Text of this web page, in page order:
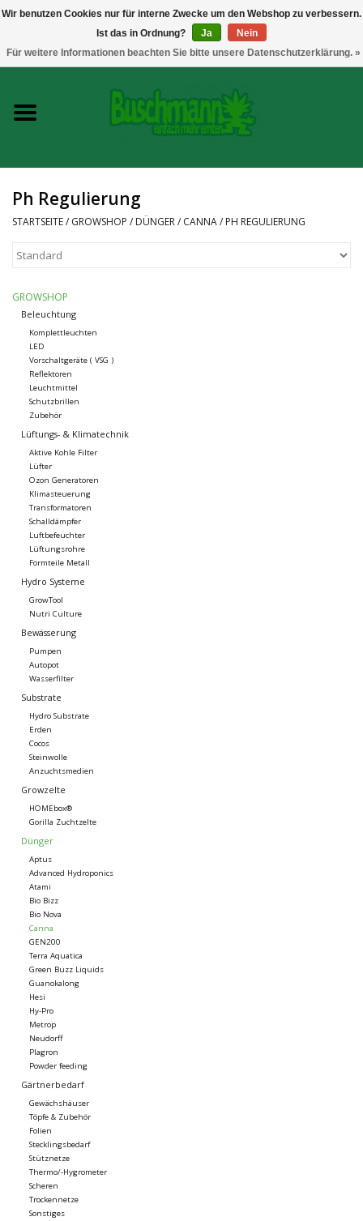
Growshop
Messtechnik
Headshop
Vaporizer
CBD und Hanfextrakte
Marken
Ph Regulierung
STARTSEITE/ GROWSHOP / DÜNGER/ CANNA/ PH REGULIERUNG
GROWSHOP
Beleuchtung
Komplettleuchten
LED
Vorschaltgeräte ( VSG )
Reflektoren
Leuchtmittel
Schutzbrillen
Zubehör
Lüftungs- & Klimatechnik
Aktive Kohle Filter
Lüfter
Ozon Generatoren
Klimasteuerung
Transformatoren
Schalldämpfer
Luftbefeuchter
Lüftungsrohre
Formteile Metall
Hydro Systeme
GrowTool
Nutri Culture
Bewässerung
Pumpen
Autopot
Wasserfilter
Substrate
Hydro Substrate
Erden
Cocos
Steinwolle
Anzuchtsmedien
Growzelte
HOMEbox®
Gorilla Zuchtzelte
Dünger
Aptus
Advanced Hydroponics
Atami
Bio Bizz
Bio Nova
Canna
GEN200
Terra Aquatica
Green Buzz Liquids
Guanokalong
Hesi
Hy-Pro
Metrop
Neudorff
Plagron
Powder feeding
Gärtnerbedarf
Gewächshäuser
Töpfe & Zubehör
Folien
Stecklingsbedarf
Stütznetze
Thermo/-Hygrometer
Scheren
Trockennetze
Sonstiges
Wir benutzen Cookies nur für interne Zwecke um den Webshop zu verbessern.
Ist das in Ordnung?
Ja
Nein
Für weitere Informationen beachten Sie bitte unsere Datenschutzerklärung. »